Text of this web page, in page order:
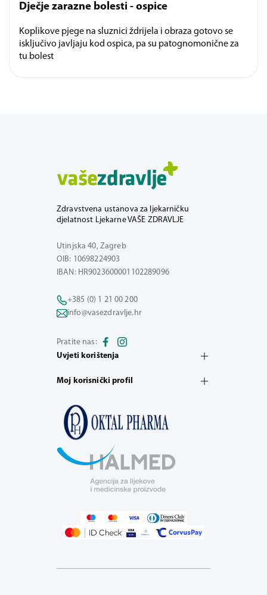
Dječje zarazne bolesti - ospice
Koplikove pjege na sluznici ždrijela i obraza gotovo se
isključivo javljaju kod ospica, pa su patognomonične za
tu bolest
Zdravstvena ustanova za ljekarničku
djelatnost Ljekarne VAŠE ZDRAVLJE
Utinjska 40, Zagreb
OIB: 10698224903
IBAN: HR9023600001102289096
+385 (0) 1 21 00 200
info@vasezdravlje.hr
Pratite nas:
Uvjeti korištenja
Moj korisnički profil